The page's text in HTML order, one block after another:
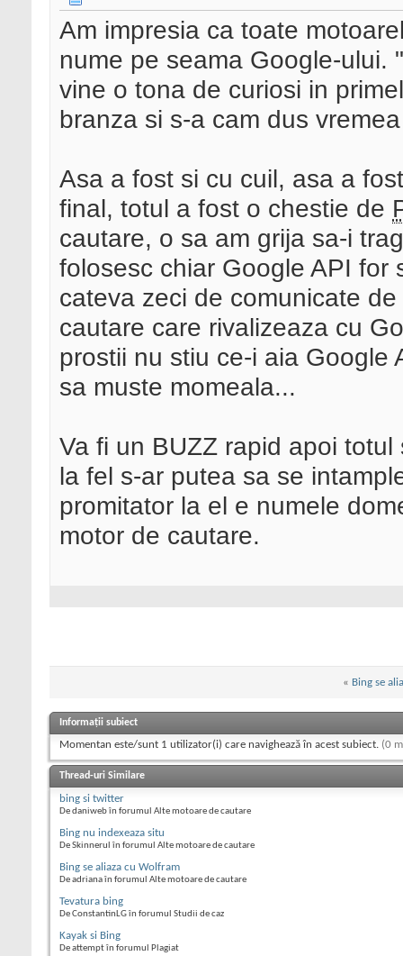
Am impresia ca toate
nume pe seama Google-ului.
vine o tona de curiosi in
branza si s-a cam dus
Asa a fost si cu cuil, asa a
final, totul a fost o chestie de
cautare, o sa am grija sa-i
folosesc chiar Google API
cateva zeci de comunicate
cautare care rivalizeaza cu
prostii nu stiu ce-i aia Google
sa muste momeala...
Va fi un BUZZ rapid apoi
la fel s-ar putea sa se
promitator la el e numele
motor de cautare.
« Bing se
Informații subiect
Momentan este/sunt 1 utilizator(i) care navighează în acest subiect. (0
Thread-uri Similare
bing si twitter
De daniweb în forumul Alte motoare de cautare
Bing nu indexeaza situ
De Skinnerul în forumul Alte motoare de cautare
Bing se aliaza cu Wolfram
De adriana în forumul Alte motoare de cautare
Tevatura bing
De ConstantinLG în forumul Studii de caz
Kayak si Bing
De attempt în forumul Plagiat